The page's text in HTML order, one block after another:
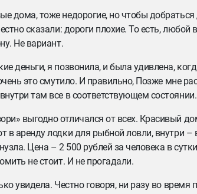
дома, тоже недорогие, но чтобы
сказали: дороги плохие. То есть,
Не вариант.
деньги, я позвонила, и была удивлена,
это смутило. И правильно, Позже мне
там все в соответствующем
выгодно отличался от всех. Красивый
в аренду лодки для рыбной ловли, внутри –
Цена – 2 500 рублей за человека в
не стоит. И не прогадали.
увидела. Честно говоря, ни разу во время